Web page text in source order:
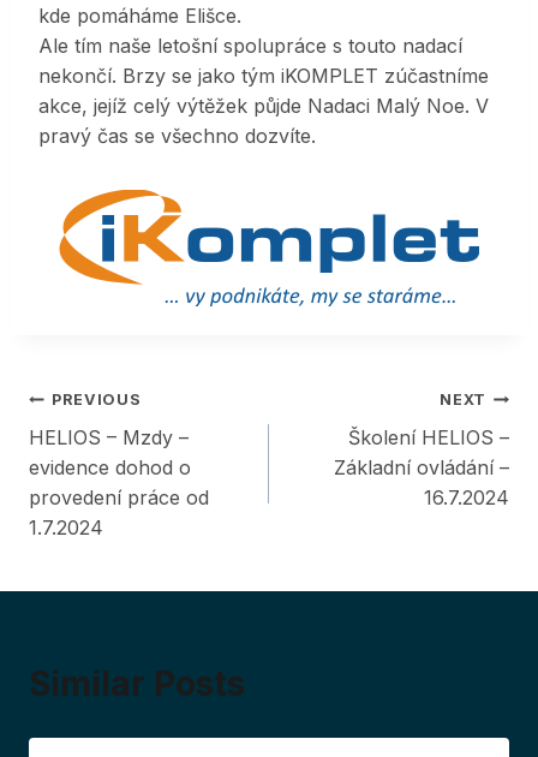
kde pomáháme Elišce.
Ale tím naše letošní spolupráce s touto nadací
nekončí. Brzy se jako tým iKOMPLET zúčastníme
akce, jejíž celý výtěžek půjde Nadaci Malý Noe. V
pravý čas se všechno dozvíte.
Post
navigation
PREVIOUS
HELIOS – Mzdy –
evidence dohod o
provedení práce od
1.7.2024
NEXT
Školení HELIOS –
Základní ovládání –
16.7.2024
Similar Posts